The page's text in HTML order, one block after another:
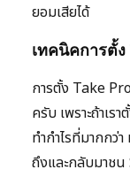
ยอมเสียได้
เทคนิคการตั้
การตั้ง Take
ครับ เพราะถ้าเร
ทำกำไรที่มากกว่า
ถึงและกลับมาช